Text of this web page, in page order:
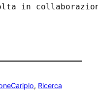
in
, Ricerca